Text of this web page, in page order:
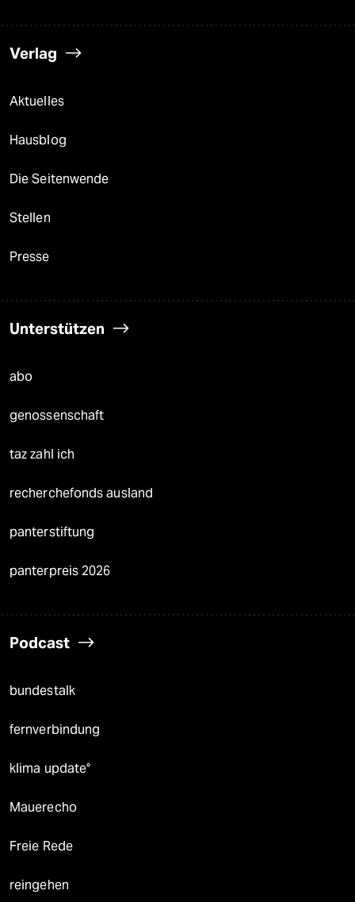
Verlag
Aktuelles
Hausblog
Die Seitenwende
Stellen
Presse
Unterstützen
abo
genossenschaft
taz zahl ich
recherchefonds ausland
panterstiftung
panterpreis 2026
Podcast
bundestalk
fernverbindung
klima update°
Mauerecho
Freie Rede
reingehen